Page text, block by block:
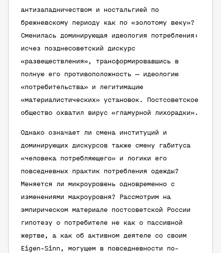
антизападничеством и ностальгией по
брежневскому периоду как по «золотому веку»?
Сменилась доминирующая идеология потребления:
исчез позднесоветский дискурс
«развеществления», трансформировавшись в
полную его противоположность — идеологию
«потребительства» и легитимацию
«материалистических» установок. Постсоветское
общество охватил вирус «гламурной лихорадки».
Однако означает ли смена институций и
доминирующих дискурсов также смену габитуса
«человека потребляющего» и логики его
повседневных практик потребления одежды?
Меняется ли микроуровень одновременно с
изменениями макроуровня? Рассмотрим на
эмпирическом материале постсоветской России
гипотезу о потребителе не как о пассивной
жертве, а как об активном деятеле со своим
Eigen-Sinn, могущем в повседневности по-